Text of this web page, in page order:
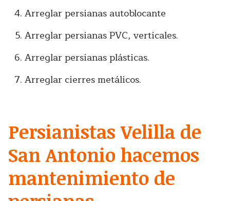
Arreglar persianas autoblocante
Arreglar persianas PVC, verticales.
Arreglar persianas plásticas.
Arreglar cierres metálicos.
Persianistas Velilla de
San Antonio hacemos
mantenimiento de